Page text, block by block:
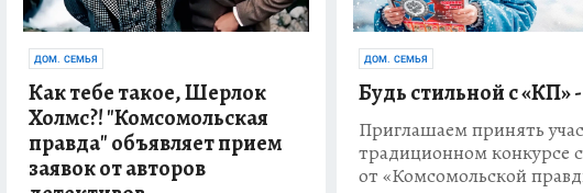
ДОМ. СЕМЬЯ
Как тебе такое, Шерлок
Холмс?! "Комсомольская
правда" объявляет прием
заявок от авторов
ДОМ. СЕМЬЯ
Будь стильной с «КП» -
Приглашаем принять
традиционном конкурсе
от «Комсомольской